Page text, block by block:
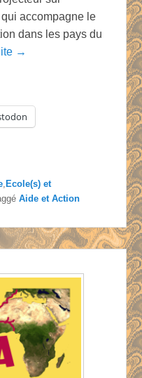
qui accompagne le
dans les pays du
→
,Ecole(s) et
Aide et Action